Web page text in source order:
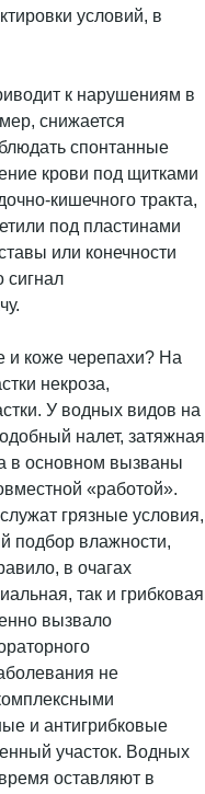
условий, в
к нарушениям в
снижается
спонтанные
крови под щитками
кишечного тракта,
под пластинами
или конечности
сигнал
и коже черепахи? На
некроза,
У водных видов на
налет, затяжная
в основном вызваны
«работой».
грязные условия,
подбор влажности,
в очагах
так и грибковая
вызвало
не
и антигрибковые
участок. Водных
оставляют в